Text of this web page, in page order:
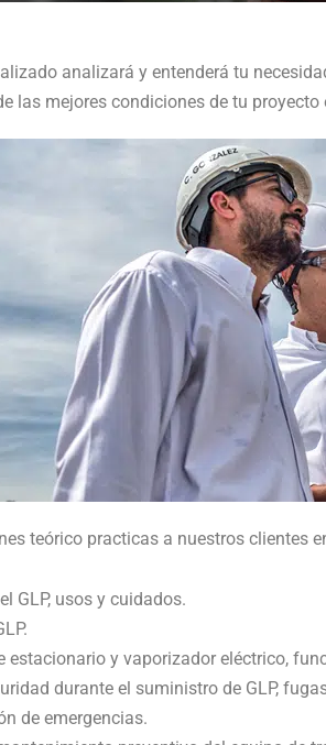
analizará y entenderá tu
las mejores condiciones de tu proyecto
teórico practicas a nuestros clientes
GLP, usos y cuidados.
estacionario y vaporizador eléctrico,
durante el suministro de GLP,
de emergencias.